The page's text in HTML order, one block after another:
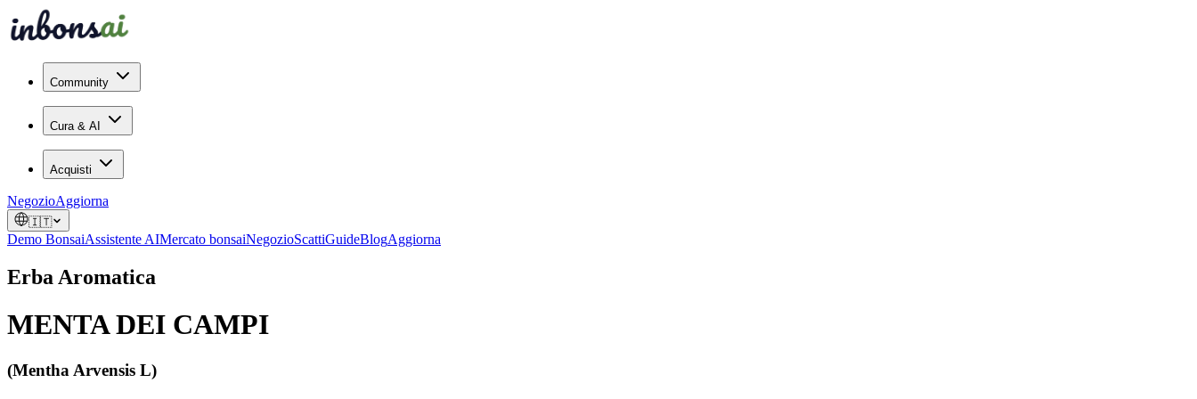
Community
Cura & AI
Acquisti
NegozioAggiorna
🇮🇹
Demo BonsaiAssistente AIMercato bonsaiNegozioScattiGuideBlogAggiorna
Erba Aromatica
MENTA DEI CAMPI
(Mentha Arvensis L)